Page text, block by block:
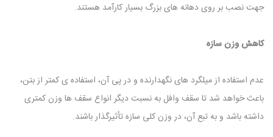
جهت نصب بر روی دهانه های بزرگ بسیار کارآمد هستند.
کاهش وزن سازه
عدم استفاده از میلگرد های نگهدارنده و در پی آن، استفاده ی کمتر از بتن،
باعث خواهد شد تا سقف وافل به نسبت دیگر انواع سقف ها وزن کمتری
داشته باشد و به تبع آن، در وزن کلی سازه تأثیرگذار باشند.